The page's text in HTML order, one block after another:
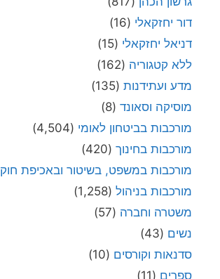
דור יחזקאלי (16)
דניאל יחזקאלי (15)
ללא קטגוריה (162)
מדע ועתידנות (135)
מוסיקה וסאונד (8)
מורכבות בביטחון לאומי (4,504)
מורכבות בחינוך (420)
מורכבות במשפט, בשיטור ובאכיפת חוק
מורכבות בניהול (1,258)
משטרה וחברה (57)
נשים (43)
סדנאות וקורסים (10)
ספרים (11)